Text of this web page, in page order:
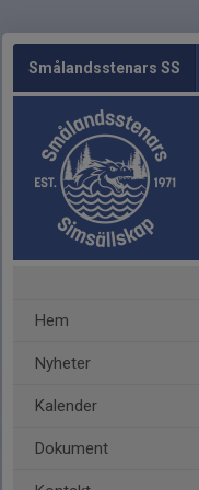
Smålandsstenars SS
Hem
Nyheter
Kalender
Dokument